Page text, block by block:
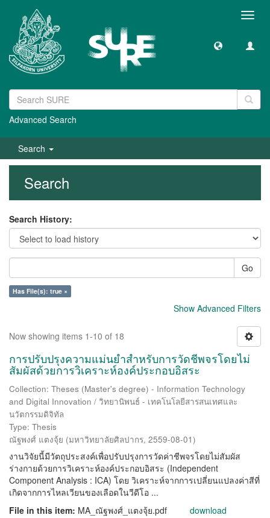
Advanced Search
Search
Search
Search History:
Go
Has File(s): true ×
Show Advanced Filters
Now showing items 1-10 of 18
การปรับปรุงความแม่นยำสำหรับการวัดชีพจรโดยไม่
สัมผัสด้วยการวิเคราะห์องค์ประกอบอิสระ
Collection: Theses (Master's degree) - Information Technology
and Digital Innovation / วิทยานิพนธ์ - เทคโนโลยีสารสนเทศและ
นวัตกรรมดิจิทัล
Type: Thesis
ณัฐพงศ์ แตงจุ้ย (มหาวิทยาลัยศิลปากร, 2559-08-01)
งานวิจัยนี้มีวัตถุประสงค์เพื่อปรับปรุงการวัดค่าชีพจรโดยไม่สัมผัส
ร่างกายด้วยการวิเคราะห์องค์ประกอบอิสระ (Independent
Component Analysis : ICA) โดย วิเคราะห์จากการเปลี่ยนแปลงค่าสีที่
เกิดจากการไหลเวียนของเลือดในวีดีโอ ...
File in this item: MA_ณัฐพงศ์_แตงจุ้ย.pdf download